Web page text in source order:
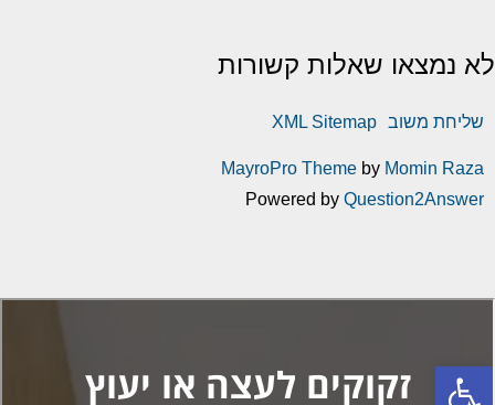
לא נמצאו שאלות קשורות
שליחת משוב XML Sitemap
MayroPro Theme by Momin Raza
Powered by Question2Answer